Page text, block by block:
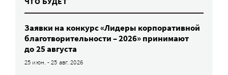
Заявки на конкурс «Лидеры корпоративной
благотворительности – 2026» принимают
до 25 августа
25 июн. - 25 авг. 2026